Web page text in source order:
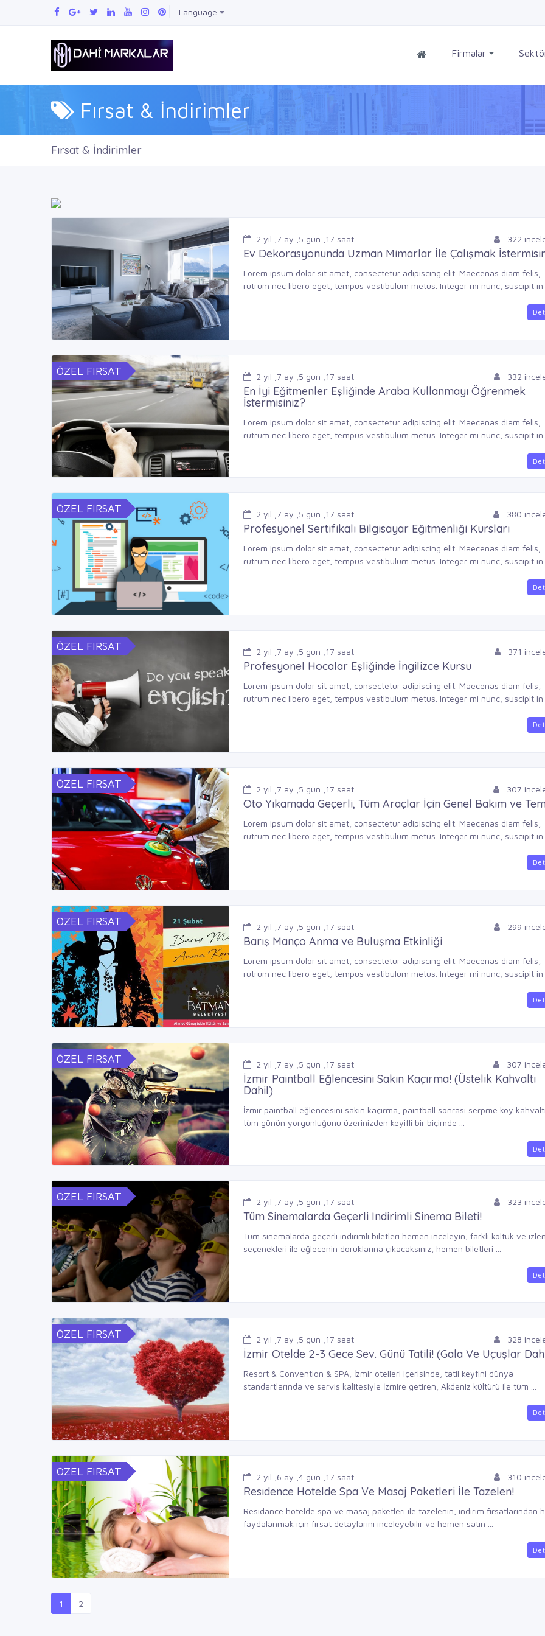
Language
Firmalar
Fırsat & İndirimler
Fırsat & İndirimler
2yıl ,7 ay 5 gun 17 saat 322
Ev Dekorasyonunda Uzman Mimarlar İle Çalışmak
Lorem ipsum dolor sit amet, consectetur adipiscing elit. Maecenas diam felis,
rutrum nec libero eget, tempus vestibulum metus. Integer mi nunc, suscipit in
ÖZEL FIRSAT 2yıl ,7 ay 5 gun 17 saat 332
En İyi Eğitmenler Eşliğinde Araba Kullanmayı Öğrenmek
İstermisiniz?
Lorem ipsum dolor sit amet, consectetur adipiscing elit. Maecenas diam felis,
rutrum nec libero eget, tempus vestibulum metus. Integer mi nunc, suscipit in
ÖZEL FIRSAT 2yıl ,7 ay 5 gun 17 saat 380
Profesyonel Sertifikalı Bilgisayar Eğitmenliği Kursları
Lorem ipsum dolor sit amet, consectetur adipiscing elit. Maecenas diam felis,
rutrum nec libero eget, tempus vestibulum metus. Integer mi nunc, suscipit in
ÖZEL FIRSAT 2yıl ,7 ay 5 gun 17 saat 371
Profesyonel Hocalar Eşliğinde İngilizce Kursu
Lorem ipsum dolor sit amet, consectetur adipiscing elit. Maecenas diam felis,
rutrum nec libero eget, tempus vestibulum metus. Integer mi nunc, suscipit in
ÖZEL FIRSAT 2yıl ,7 ay 5 gun 17 saat 307
Oto Yıkamada Geçerli, Tüm Araçlar İçin Genel Bakım ve
Lorem ipsum dolor sit amet, consectetur adipiscing elit. Maecenas diam felis,
rutrum nec libero eget, tempus vestibulum metus. Integer mi nunc, suscipit in
ÖZEL FIRSAT 2yıl ,7 ay 5 gun 17 saat 299
Barış Manço Anma ve Buluşma Etkinliği
Lorem ipsum dolor sit amet, consectetur adipiscing elit. Maecenas diam felis,
rutrum nec libero eget, tempus vestibulum metus. Integer mi nunc, suscipit in
ÖZEL FIRSAT 2yıl ,7 ay 5 gun 17 saat 307
İzmir Paintball Eğlencesini Sakın Kaçırma! (Üstelik Kahvaltı
Dahil)
İzmir paintball eğlencesini sakın kaçırma, paintball sonrası serpme köy
tüm günün yorgunluğunu üzerinizden keyifli bir biçimde ...
ÖZEL FIRSAT 2yıl ,7 ay 5 gun 17 saat 323
Tüm Sinemalarda Geçerli Indirimli Sinema Bileti!
Tüm sinemalarda geçerli indirimli biletleri hemen inceleyin, farklı koltuk ve
seçenekleri ile eğlecenin doruklarına çıkacaksınız, hemen biletleri ...
ÖZEL FIRSAT 2yıl ,7 ay 5 gun 17 saat 328
İzmir Otelde 2-3 Gece Sev. Günü Tatili! (Gala Ve Uçuşlar
Resort & Convention & SPA, İzmir otelleri içerisinde, tatil keyfini dünya
standartlarında ve servis kalitesiyle İzmire getiren, Akdeniz kültürü ile tüm ...
ÖZEL FIRSAT 2yıl 6 ay ,4 gun 17 saat 310
Resıdence Hotelde Spa Ve Masaj Paketleri İle Tazelen!
Residance hotelde spa ve masaj paketleri ile tazelenin, indirim fırsatlarından
faydalanmak için fırsat detaylarını inceleyebilir ve hemen satın ...
1 2